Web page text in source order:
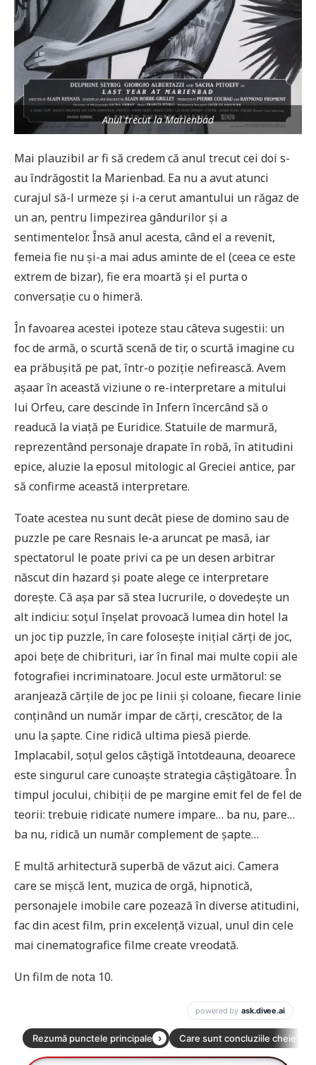
Anul trecut la Marienbad
Mai plauzibil ar fi să credem că anul trecut cei doi s-
au îndrăgostit la Marienbad. Ea nu a avut atunci
curajul să-l urmeze și i-a cerut amantului un răgaz de
un an, pentru limpezirea gândurilor și a
sentimentelor. Însă anul acesta, când el a revenit,
femeia fie nu și-a mai adus aminte de el (ceea ce este
extrem de bizar), fie era moartă și el purta o
conversație cu o himeră.
În favoarea acestei ipoteze stau câteva sugestii: un
foc de armă, o scurtă scenă de tir, o scurtă imagine cu
ea prăbușită pe pat, într-o poziție nefirească. Avem
așaar în această viziune o re-interpretare a mitului
lui Orfeu, care descinde în Infern încercând să o
readucă la viață pe Euridice. Statuile de marmură,
reprezentând personaje drapate în robă, în atitudini
epice, aluzie la eposul mitologic al Greciei antice, par
să confirme această interpretare.
Toate acestea nu sunt decât piese de domino sau de
puzzle pe care Resnais le-a aruncat pe masă, iar
spectatorul le poate privi ca pe un desen arbitrar
născut din hazard și poate alege ce interpretare
dorește. Că așa par să stea lucrurile, o dovedește un
alt indiciu: soțul înșelat provoacă lumea din hotel la
un joc tip puzzle, în care folosește inițial cărți de joc,
apoi bețe de chibrituri, iar în final mai multe copii ale
fotografiei incriminatoare. Jocul este următorul: se
aranjează cărțile de joc pe linii și coloane, fiecare linie
conținând un număr impar de cărți, crescător, de la
unu la șapte. Cine ridică ultima piesă pierde.
Implacabil, soțul gelos câștigă întotdeauna, deoarece
este singurul care cunoaște strategia câștigătoare. În
timpul jocului, chibiții de pe margine emit fel de fel de
teorii: trebuie ridicate numere impare… ba nu, pare…
ba nu, ridică un număr complement de șapte…
E multă arhitectură superbă de văzut aici. Camera
care se mișcă lent, muzica de orgă, hipnotică,
personajele imobile care pozează în diverse atitudini,
fac din acest film, prin excelență vizual, unul din cele
mai cinematografice filme create vreodată.
Un film de nota 10.